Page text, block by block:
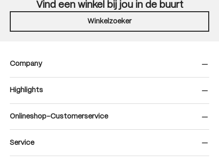
Vind een winkel bij jou in de buurt
Winkelzoeker
Company
Highlights
Onlineshop-Customerservice
Service